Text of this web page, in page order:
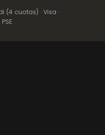
(4 cuotas) · Visa ·